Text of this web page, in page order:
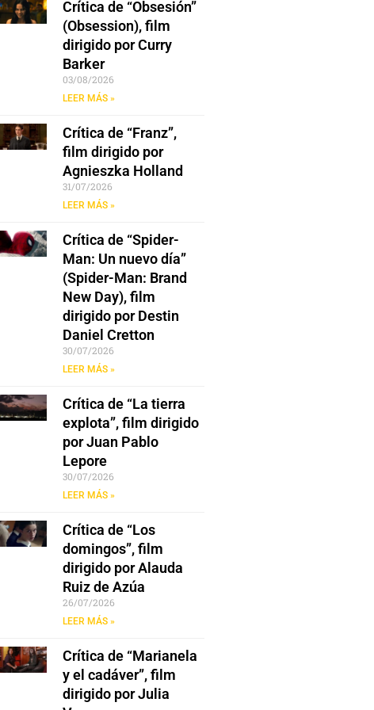
Crítica de “Obsesión”
(Obsession), film
dirigido por Curry
Barker
03/08/2026
LEER MÁS »
Crítica de “Franz”,
film dirigido por
Agnieszka Holland
31/07/2026
LEER MÁS »
Crítica de “Spider-
Man: Un nuevo día”
(Spider-Man: Brand
New Day), film
dirigido por Destin
Daniel Cretton
30/07/2026
LEER MÁS »
Crítica de “La tierra
explota”, film dirigido
por Juan Pablo
Lepore
30/07/2026
LEER MÁS »
Crítica de “Los
domingos”, film
dirigido por Alauda
Ruiz de Azúa
26/07/2026
LEER MÁS »
Crítica de “Marianela
y el cadáver”, film
dirigido por Julia